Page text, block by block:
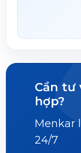
Cần tư
hợp?
Menkar
24/7